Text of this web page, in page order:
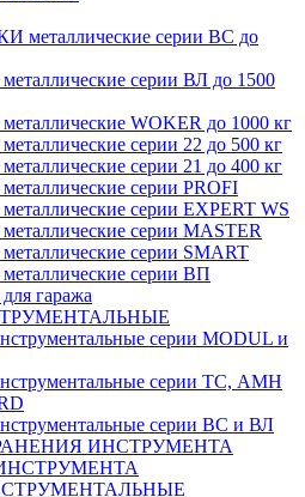
металлические серии ВС до
серии ВЛ до 1500
WOKER до 1000 кг
серии 22 до 500 кг
серии 21 до 400 кг
серии PROFI
серии EXPERT WS
серии MASTER
серии SMART
металлические серии ВП
гаража
серии MODUL и
серии ТС, АМН
серии ВС и ВЛ
ИНСТРУМЕНТА